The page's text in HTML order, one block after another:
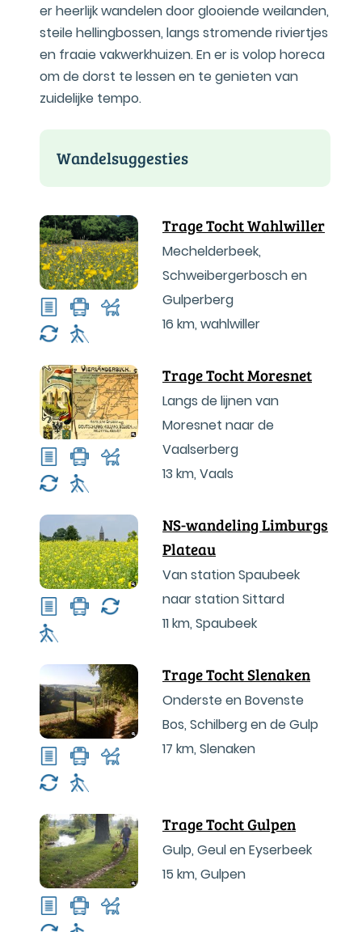
er heerlijk wandelen door glooiende weilanden,
steile hellingbossen, langs stromende riviertjes
en fraaie vakwerkhuizen. En er is volop horeca
om de dorst te lessen en te genieten van
zuidelijke tempo.
Wandelsuggesties
Trage Tocht Wahlwiller
Mechelderbeek,
Schweibergerbosch en
Gulperberg
16 km, wahlwiller
Trage Tocht Moresnet
Langs de lijnen van
Moresnet naar de
Vaalserberg
13 km, Vaals
NS-wandeling Limburgs
Plateau
Van station Spaubeek
naar station Sittard
11 km, Spaubeek
Trage Tocht Slenaken
Onderste en Bovenste
Bos, Schilberg en de Gulp
17 km, Slenaken
Trage Tocht Gulpen
Gulp, Geul en Eyserbeek
15 km, Gulpen